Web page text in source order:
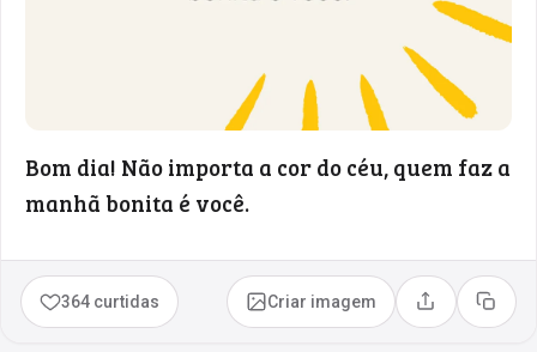
Bom dia! Não importa a cor do céu, quem faz a
manhã bonita é você.
364 curtidas Criar imagem Compartilhar
Copiar